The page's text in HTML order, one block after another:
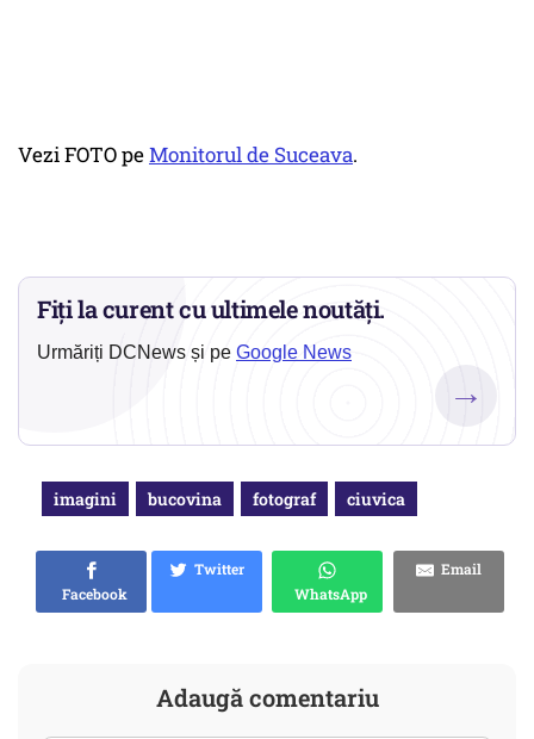
Vezi FOTO peMonitorul de Suceava.
Fiți la curent cu ultimele noutăți.
Urmăriți DCNews și pe Google News
→
imagini bucovina fotograf ciuvica
Facebook
Twitter
WhatsApp
Email
Adaugă comentariu